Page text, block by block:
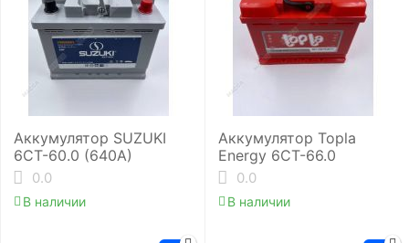
Аккумулятор SUZUKI
6СТ-60.0 (640A)
0.0
В наличии
Аккумулятор Topla
Energy 6СТ-66.0
0.0
В наличии